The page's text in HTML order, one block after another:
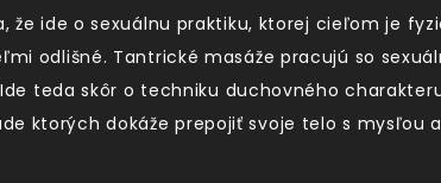
ide o sexuálnu praktiku, ktorej cieľom je
odlišné. Tantrické masáže pracujú so
teda skôr o techniku duchovného
ktorých dokáže prepojiť svoje telo s mysľou